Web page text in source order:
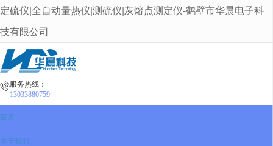
很遗憾，因您的浏览器版本过低导致无法获得最佳浏览体验，推荐下载安装谷歌浏览器！
定硫仪|全自动量热仪|测硫仪|灰熔点测定仪-鹤壁市华晨电子科
技有限公司
服务热线：
13033880759
首页
关于我们